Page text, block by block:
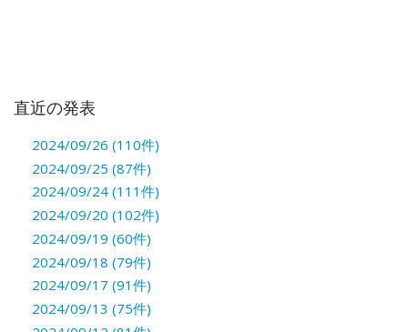
直近の発表
2024/09/26 (110件)
2024/09/25 (87件)
2024/09/24 (111件)
2024/09/20 (102件)
2024/09/19 (60件)
2024/09/18 (79件)
2024/09/17 (91件)
2024/09/13 (75件)